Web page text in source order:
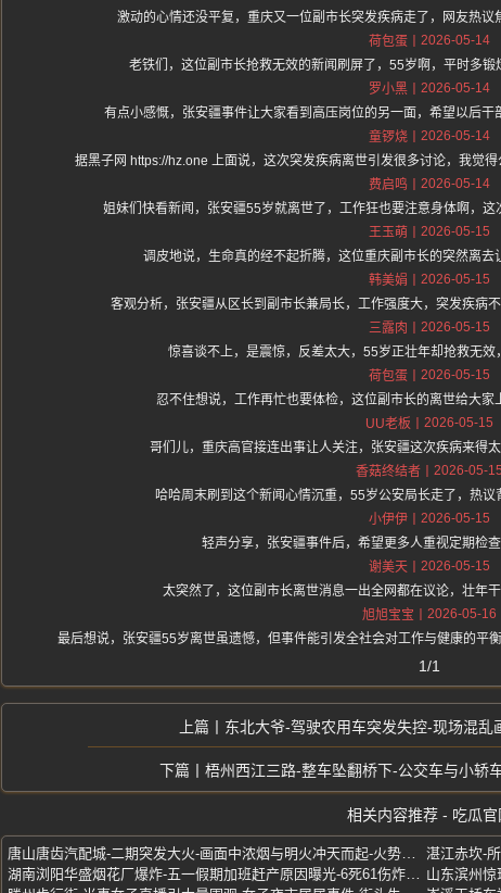
激动的心情还没平复，重庆又一位副市长突发疾病走了，网友热议
荷包蛋
2026-05-14
老铁们，这位副市长抢救无效的新闻刷屏了，55岁啊，平时多锻
罗小黑
2026-05-14
有点小感慨，张安疆事件让大家看到高压岗位的另一面，希望以后干
童锣烧
2026-05-14
据黑子网 https://hz.one 上面说，这次突发疾病离世引发很多讨论，我觉
费启鸣
2026-05-14
姐妹们快看新闻，张安疆55岁就离世了，工作狂也要注意身体啊，这
王玉萌
2026-05-15
调皮地说，生命真的经不起折腾，这位重庆副市长的突然离去
韩美娟
2026-05-15
客观分析，张安疆从区长到副市长兼局长，工作强度大，突发疾病
三露肉
2026-05-15
惊喜谈不上，是震惊，反差太大，55岁正壮年却抢救无效
荷包蛋
2026-05-15
忍不住想说，工作再忙也要体检，这位副市长的离世给大家
UU老板
2026-05-15
哥们儿，重庆高官接连出事让人关注，张安疆这次疾病来得
香菇终结者
2026-05-15
哈哈周末刷到这个新闻心情沉重，55岁公安局长走了，热议
小伊伊
2026-05-15
轻声分享，张安疆事件后，希望更多人重视定期检
谢美天
2026-05-15
太突然了，这位副市长离世消息一出全网都在议论，壮年
旭旭宝宝
2026-05-16
最后想说，张安疆55岁离世虽遗憾，但事件能引发全社会对工作与健康的平
1/1
东北大爷-驾驶农用车突发失控-现场混乱
梧州西江三路-整车坠翻桥下-公交车与小轿
相关内容推荐 - 吃瓜官
山东滨州惊